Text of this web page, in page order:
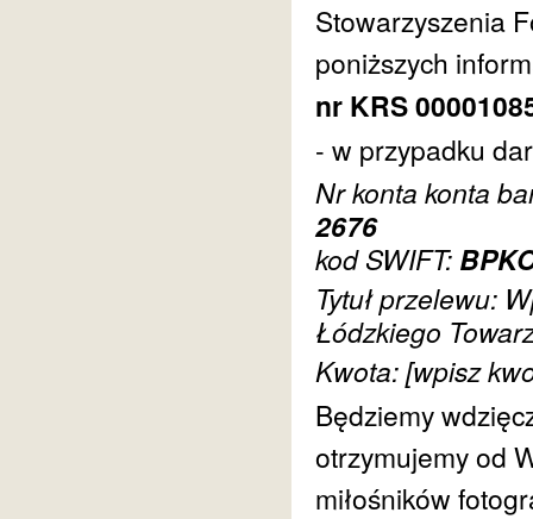
Stowarzyszenia
poniższych
nr KRS
- w przypadku
Nr konta konta
2676
kod SWIFT:
Tytuł przelewu:
Łódzkiego
Kwota: [wpisz
Będziemy
otrzymujemy od
miłośników